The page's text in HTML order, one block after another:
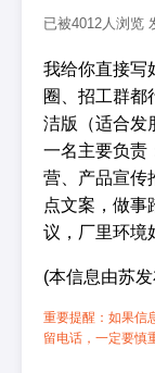
已被4012人浏览
我给你直接写
圈、招工群都
洁版（适合发
一名主要负责
营、产品宣传
点文案，做事
议，厂里环境
(本信息由苏
重要提醒：如果信
留电话，一定要慎